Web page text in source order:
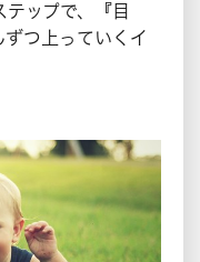
ップで、『目
つ上っていくイ